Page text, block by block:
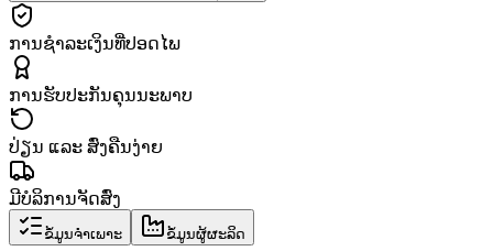
ການຊຳລະເງິນທີ່ປອດໄພ
ການຮັບປະກັນຄຸນນະພາບ
ປ່ຽນ ແລະ ສົ່ງຄືນງ່າຍ
ມີບໍລິການຈັດສົ່ງ
ຂໍ້ມູນຈຳເພາະ ຂໍ້ມູນຜູ້ຜະລິດ